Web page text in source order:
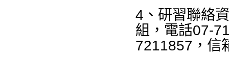
4、研習聯絡
組，電話07-
7211857，信